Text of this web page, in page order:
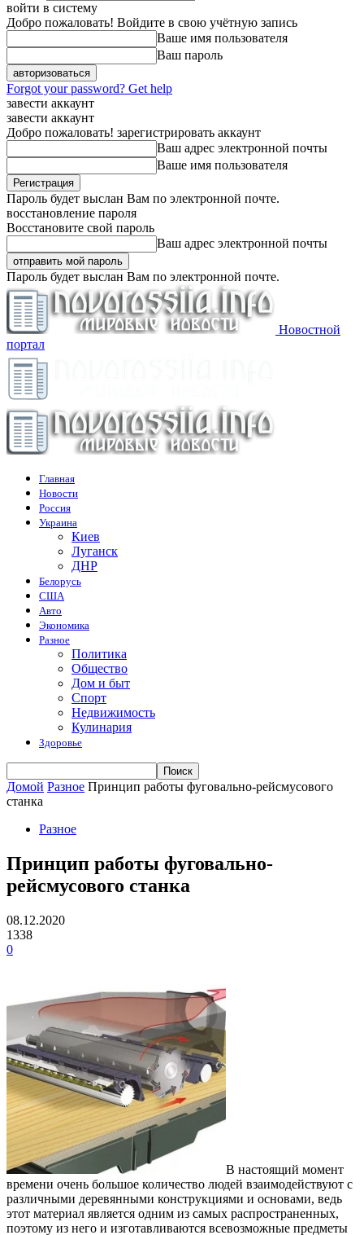
войти в систему
Добро пожаловать! Войдите в свою учётную запись
Ваше имя пользователя
Ваш пароль
Forgot your password? Get help
завести аккаунт
завести аккаунт
Добро пожаловать! зарегистрировать аккаунт
Ваш адрес электронной почты
Ваше имя пользователя
Пароль будет выслан Вам по электронной почте.
восстановление пароля
Восстановите свой пароль
Ваш адрес электронной почты
Пароль будет выслан Вам по электронной почте.
Новостной
портал
Главная
Новости
Россия
Украина
Киев
Луганск
ДНР
Белорусь
США
Авто
Экономика
Разное
Политика
Общество
Дом и быт
Спорт
Недвижимость
Кулинария
Здоровье
Домой Разное Принцип работы фуговально-рейсмусового
станка
Разное
Принцип работы фуговально-
рейсмусового станка
08.12.2020
1338
0
В настоящий момент
времени очень большое количество людей взаимодействуют с
различными деревянными конструкциями и основами, ведь
этот материал является одним из самых распространенных,
поэтому из него и изготавливаются всевозможные предметы